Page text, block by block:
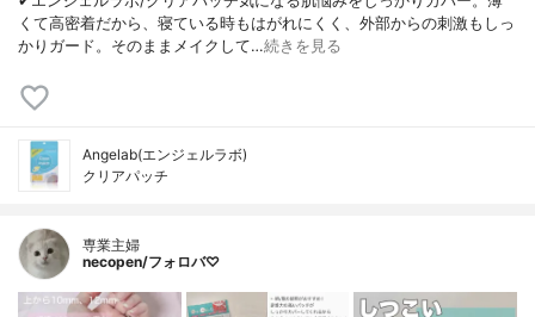
くて高密着だから、寝ている時もはがれにくく、外部からの刺激もしっ
かりガード。そのままメイクして…続きを見る
Angelab(エンジェルラボ)
クリアパッチ
専業主婦
necopen/フォロバ♡